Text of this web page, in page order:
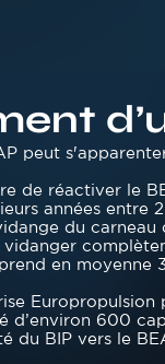
peut
de réactiver le
années entre 2
du
en moyenne
d’environ 600
du BIP vers le